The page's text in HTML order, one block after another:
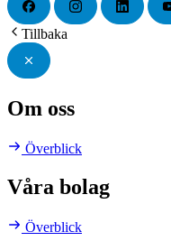
Tillbaka
Om oss
Överblick
Våra bolag
Överblick